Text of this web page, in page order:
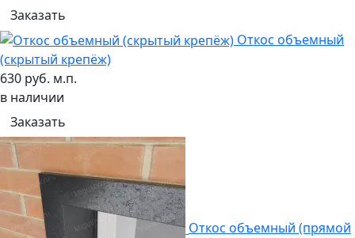
Заказать
Откос объемный
(скрытый крепёж)
630 руб. м.п.
в наличии
Заказать
Откос объемный (прямой